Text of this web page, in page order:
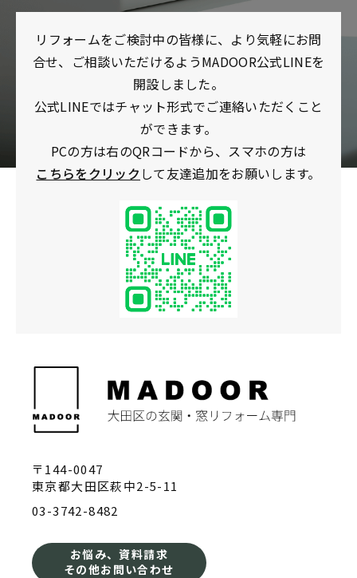
リフォームをご検討中の皆様に、より気軽にお問
合せ、ご相談いただけるようMADOOR公式LINEを
開設しました。
公式LINEではチャット形式でご連絡いただくこと
ができます。
PCの方は右のQRコードから、スマホの方は
こちらをクリック して友達追加をお願いします。
〒144-0047
東京都大田区萩中2-5-11
03-3742-8482
お悩み、資料請求
その他お問い合わせ